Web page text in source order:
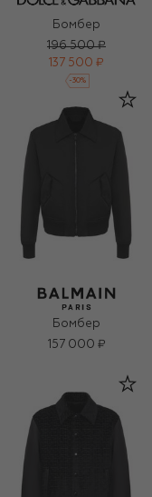
Бомбер
196 500 ₽
137 500 ₽
-30%
Бомбер
157 000 ₽